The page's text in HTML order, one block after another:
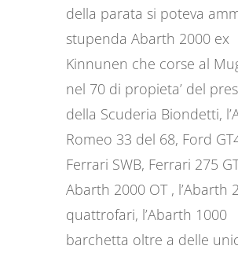
della parata si poteva
stupenda Abarth 2000 ex
Kinnunen che corse al
nel 70 di propieta’ del
della Scuderia Biondetti,
Romeo 33 del 68, Ford
Ferrari SWB, Ferrari 275
Abarth 2000 OT , l’Abarth
quattrofari, l’Abarth 1000
barchetta oltre a delle